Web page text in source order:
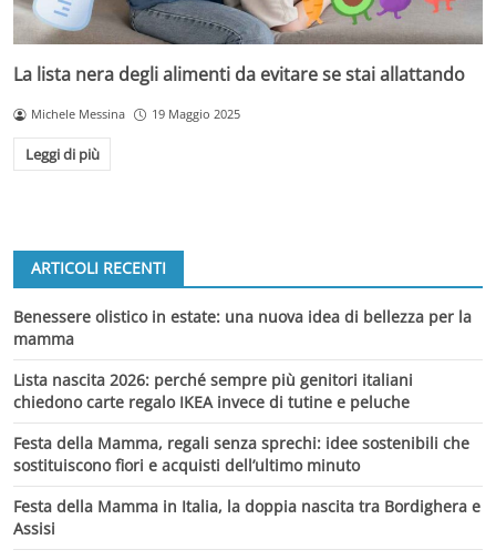
La lista nera degli alimenti da evitare se stai allattando
Michele Messina 19 Maggio 2025
Leggi di più
ARTICOLI RECENTI
Benessere olistico in estate: una nuova idea di bellezza per la
mamma
Lista nascita 2026: perché sempre più genitori italiani
chiedono carte regalo IKEA invece di tutine e peluche
Festa della Mamma, regali senza sprechi: idee sostenibili che
sostituiscono fiori e acquisti dell’ultimo minuto
Festa della Mamma in Italia, la doppia nascita tra Bordighera e
Assisi